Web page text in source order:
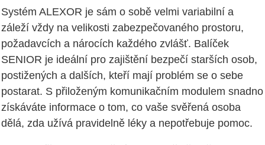
Systém ALEXOR je sám o sobě velmi variabilní a
záleží vždy na velikosti zabezpečovaného prostoru,
požadavcích a nárocích každého zvlášť. Balíček
SENIOR je ideální pro zajištění bezpečí starších osob,
postižených a dalších, kteří mají problém se o sebe
postarat. S přiloženým komunikačním modulem snadno
získáváte informace o tom, co vaše svěřená osoba
dělá, zda užívá pravidelně léky a nepotřebuje pomoc.